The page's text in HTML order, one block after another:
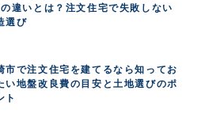
違いとは？注文住宅で失敗しない
選び
市で注文住宅を建てるなら知ってお
い地盤改良費の目安と土地選びのポ
ト